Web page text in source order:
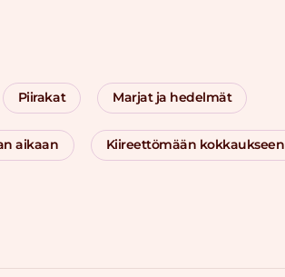
Piirakat Marjat ja hedelmät
aikaan Kiireettömään kokkaukseen